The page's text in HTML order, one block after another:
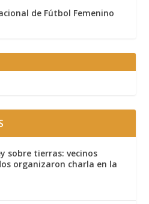
de Fútbol Femenino
sobre tierras: vecinos
organizaron charla en la